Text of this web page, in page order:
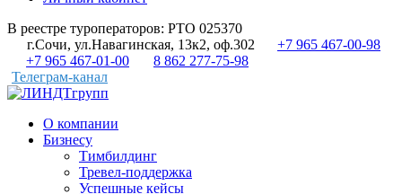
В реестре туроператоров: РТО 025370
г.Сочи, ул.Навагинская, 13к2, оф.302
+7 965 467-00-98
+7 965 467-01-00
8 862 277-75-98
Телеграм-канал
О компании
Бизнесу
Тимбилдинг
Тревел-поддержка
Успешные кейсы